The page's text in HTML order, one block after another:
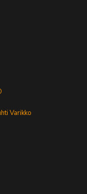
Varikko